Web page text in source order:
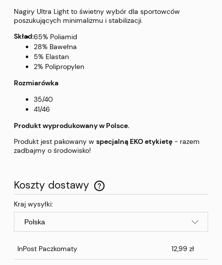
Nagiry Ultra Light to świetny wybór dla sportowców
poszukujących minimalizmu i stabilizacji.
Skład:65% Poliamid
28% Bawełna
5% Elastan
2% Polipropylen
Rozmiarówka
35/40
41/46
Produkt wyprodukowany w Polsce.
Produkt jest pakowany w specjalną EKO etykietę - razem
zadbajmy o środowisko!
Koszty dostawy
Cena nie zawiera ewentualnych kosztów płatności
Kraj wysyłki:
InPost Paczkomaty 12,99 zł